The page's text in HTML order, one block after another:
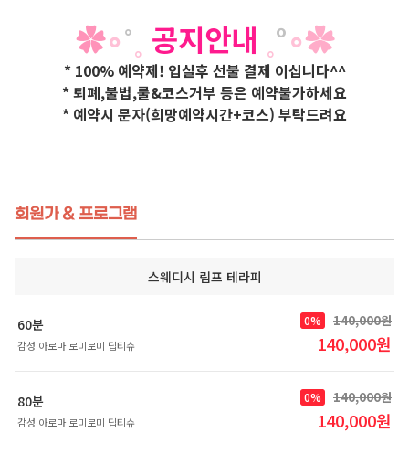
✿∘˚ 공지안내 °∘✿
* 100% 예약제! 입실후 선불 결제 이십니다^^
* 퇴폐,불법,룰&코스거부 등은 예약불가하세요
* 예약시 문자(희망예약시간+코스) 부탁드려요
회원가 & 프로그램
스웨디시 림프 테라피
60분
감성 아로마 로미로미 딥티슈
140,000원
0%
140,000원
80분
감성 아로마 로미로미 딥티슈
140,000원
0%
140,000원